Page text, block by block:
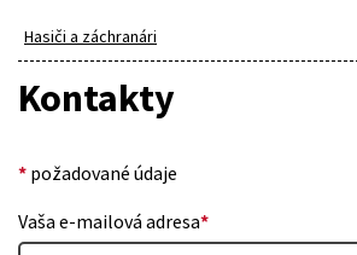
Hasiči a záchranári
Kontakty
* požadované údaje
Vaša e-mailová adresa*